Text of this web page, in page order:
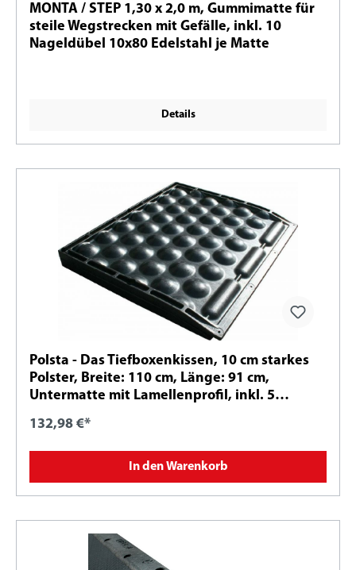
MONTA / STEP 1,30 x 2,0 m, Gummimatte für
steile Wegstrecken mit Gefälle, inkl. 10
Nageldübel 10x80 Edelstahl je Matte
Details
Polsta - Das Tiefboxenkissen, 10 cm starkes
Polster, Breite: 110 cm, Länge: 91 cm,
Untermatte mit Lamellenprofil, inkl. 5
Nageldübel-Sets 10x80 mm mit gebogener
Scheibe D: 30 mm - A2
132,98 €*
In den Warenkorb